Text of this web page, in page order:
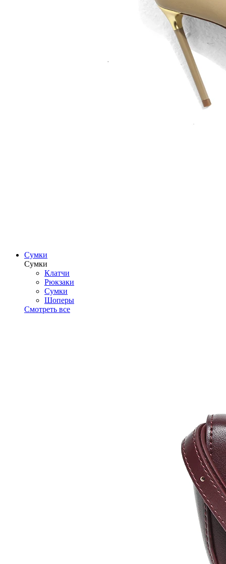
Сумки
Сумки
Клатчи
Рюкзаки
Сумки
Шоперы
Смотреть все